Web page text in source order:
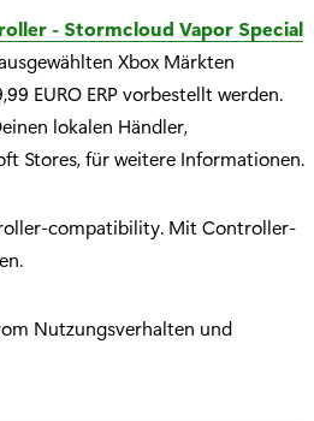
- Stormcloud Vapor Special
Xbox Märkten
EURO ERP vorbestellt werden.
lokalen Händler,
Stores, für weitere Informationen.
compatibility. Mit Controller-
Nutzungsverhalten und